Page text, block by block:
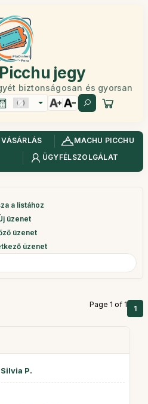
jegy
biztonságosan és gyorsan
VÁSÁRLÁS
MACHU PICCHU
ÜGYFÉLSZOLGÁLAT
a listához
üzenet
üzenet
üzenet
Page 1 of 1 1
Silvia P.